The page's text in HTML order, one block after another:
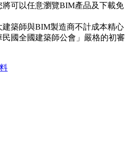
將可以任意瀏覽BIM產品及下載免
築師與BIM製造商不計成本精心
國全國建築師公會」嚴格的初審